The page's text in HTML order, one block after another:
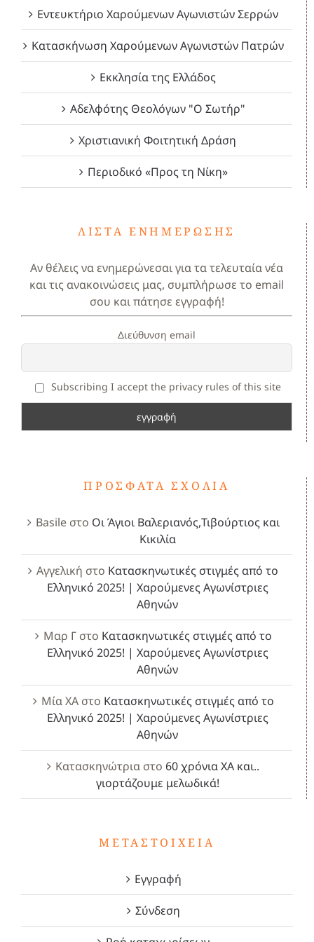
Εντευκτήριο Χαρούμενων Αγωνιστών Σερρών
Κατασκήνωση Χαρούμενων Αγωνιστών Πατρών
Εκκλησία της Ελλάδος
Αδελφότης Θεολόγων "Ο Σωτήρ"
Χριστιανική Φοιτητική Δράση
Περιοδικό «Προς τη Νίκη»
ΛΊΣΤΑ ΕΝΗΜΈΡΩΣΗΣ
Αν θέλεις να ενημερώνεσαι για τα τελευταία νέα
και τις ανακοινώσεις μας, συμπλήρωσε το email
σου και πάτησε εγγραφή!
Διεύθυνση email
Subscribing I accept the privacy rules of this site
ΠΡΌΣΦΑΤΑ ΣΧΌΛΙΑ
Basileστο Οι Άγιοι Βαλεριανός,Τιβούρτιος και
Κικιλία
Αγγελική στο Κατασκηνωτικές στιγμές από το
Ελληνικό 2025! | Χαρούμενες Αγωνίστριες
Αθηνών
Μαρ Γστο Κατασκηνωτικές στιγμές από το
Ελληνικό 2025! | Χαρούμενες Αγωνίστριες
Αθηνών
Μία ΧΑστο Κατασκηνωτικές στιγμές από το
Ελληνικό 2025! | Χαρούμενες Αγωνίστριες
Αθηνών
Κατασκηνώτρια στο 60 χρόνια ΧΑ και..
γιορτάζουμε μελωδικά!
ΜΕΤΑΣΤΟΙΧΕΊΑ
Εγγραφή
Σύνδεση